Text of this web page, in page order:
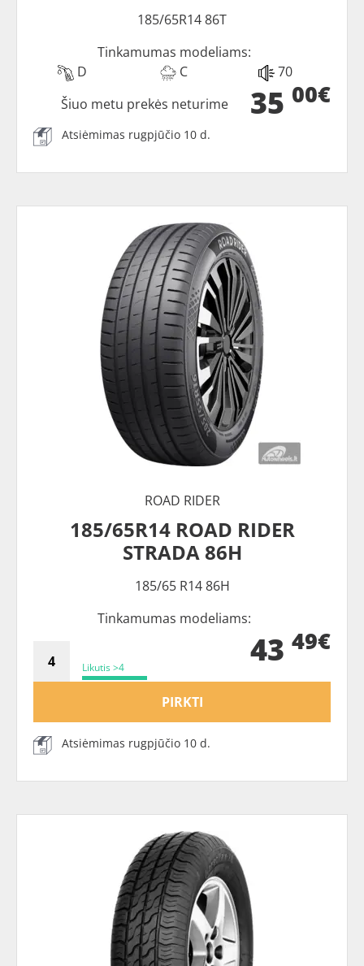
185/65R14 86T
Tinkamumas modeliams:
D
C 70
35 00€
Šiuo metu prekės neturime
Atsiėmimas rugpjūčio 10 d.
ROAD RIDER
185/65R14 ROAD RIDER
STRADA 86H
185/65 R14 86H
Tinkamumas modeliams:
Likutis >4 43 49€
PIRKTI
Atsiėmimas rugpjūčio 10 d.